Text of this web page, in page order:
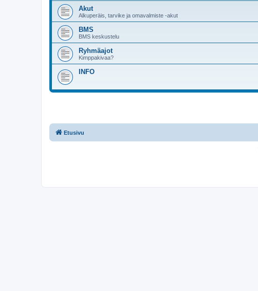
Akut
Alkuperäis, tarvike ja omavalmiste -akut
BMS
BMS keskustelu
Ryhmäajot
Kimppakivaa?
INFO
Etusivu